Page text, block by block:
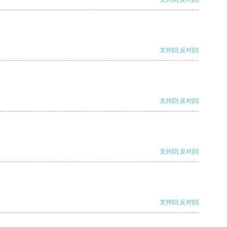
支持[0] 反对[0]
支持[0] 反对[0]
支持[0] 反对[0]
支持[0] 反对[0]